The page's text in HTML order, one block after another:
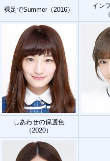
裸足でSummer（2016）
イン
しあわせの保護色
（2020）